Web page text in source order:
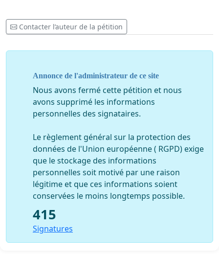
Contacter l’auteur de la pétition
Annonce de l'administrateur de ce site
Nous avons fermé cette pétition et nous
avons supprimé les informations
personnelles des signataires.
Le règlement général sur la protection des
données de l'Union européenne ( RGPD) exige
que le stockage des informations
personnelles soit motivé par une raison
légitime et que ces informations soient
conservées le moins longtemps possible.
415
Signatures